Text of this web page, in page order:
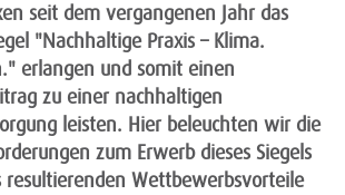
seit dem vergangenen Jahr das
"Nachhaltige Praxis – Klima.
erlangen und somit einen
zu einer nachhaltigen
leisten. Hier beleuchten wir die
zum Erwerb dieses Siegels
resultierenden Wettbewerbsvorteile